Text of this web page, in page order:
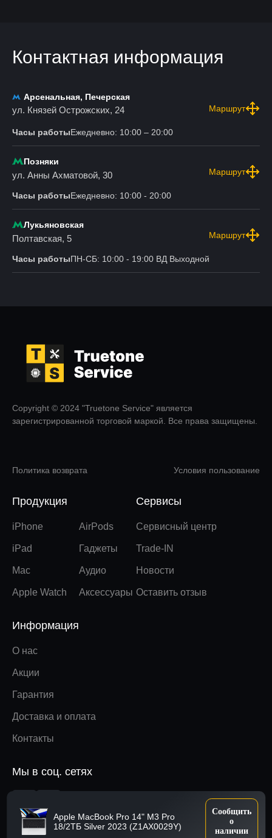
Apple MacBook Pro 14" M3 Pro
18/2ТБ Silver 2023 (Z1AX0029Y)
Сообщить
о
наличии
Контактная информация
Арсенальная, Печерская
ул. Князей Острожских, 24 Маршрут
Часы работыЕжедневно: 10:00 – 20:00
Позняки
ул. Анны Ахматовой, 30 Маршрут
Часы работыЕжедневно: 10:00 - 20:00
Лукьяновская
Полтавская, 5 Маршрут
Часы работыПН-СБ: 10:00 - 19:00 ВД Выходной
Copyright © 2024 "Truetone Service" является
зарегистрированной торговой маркой. Все права защищены.
Политика возврата Условия пользование
Продукция
iPhone
iPad
Mac
Apple Watch
AirPods
Гаджеты
Аудио
Аксессуары
Сервисы
Сервисный центр
Trade-IN
Новости
Оставить отзыв
Информация
О нас
Акции
Гарантия
Доставка и оплата
Контакты
Мы в соц. сетях
Вверх